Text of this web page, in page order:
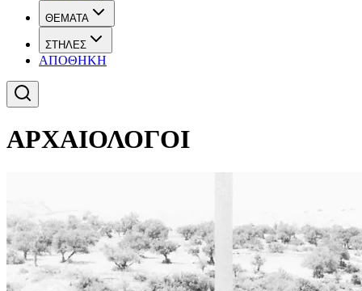
ΘΕΜΑΤΑ
ΣΤΗΛΕΣ
ΑΠΟΘΗΚΗ
ΑΡΧΑΙΟΛΟΓΟΙ